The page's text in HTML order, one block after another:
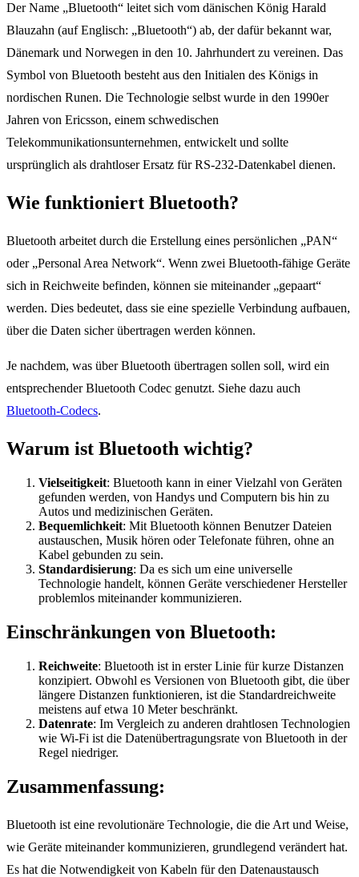
Der Name „Bluetooth“ leitet sich vom dänischen König Harald
Blauzahn (auf Englisch: „Bluetooth“) ab, der dafür bekannt war,
Dänemark und Norwegen in den 10. Jahrhundert zu vereinen. Das
Symbol von Bluetooth besteht aus den Initialen des Königs in
nordischen Runen. Die Technologie selbst wurde in den 1990er
Jahren von Ericsson, einem schwedischen
Telekommunikationsunternehmen, entwickelt und sollte
ursprünglich als drahtloser Ersatz für RS-232-Datenkabel dienen.
Wie funktioniert Bluetooth?
Bluetooth arbeitet durch die Erstellung eines persönlichen „PAN“
oder „Personal Area Network“. Wenn zwei Bluetooth-fähige Geräte
sich in Reichweite befinden, können sie miteinander „gepaart“
werden. Dies bedeutet, dass sie eine spezielle Verbindung aufbauen,
über die Daten sicher übertragen werden können.
Je nachdem, was über Bluetooth übertragen sollen soll, wird ein
entsprechender Bluetooth Codec genutzt. Siehe dazu auch
Bluetooth-Codecs.
Warum ist Bluetooth wichtig?
Vielseitigkeit: Bluetooth kann in einer Vielzahl von Geräten
gefunden werden, von Handys und Computern bis hin zu
Autos und medizinischen Geräten.
Bequemlichkeit: Mit Bluetooth können Benutzer Dateien
austauschen, Musik hören oder Telefonate führen, ohne an
Kabel gebunden zu sein.
Standardisierung: Da es sich um eine universelle
Technologie handelt, können Geräte verschiedener Hersteller
problemlos miteinander kommunizieren.
Einschränkungen von Bluetooth:
Reichweite: Bluetooth ist in erster Linie für kurze Distanzen
konzipiert. Obwohl es Versionen von Bluetooth gibt, die über
längere Distanzen funktionieren, ist die Standardreichweite
meistens auf etwa 10 Meter beschränkt.
Datenrate: Im Vergleich zu anderen drahtlosen Technologien
wie Wi-Fi ist die Datenübertragungsrate von Bluetooth in der
Regel niedriger.
Zusammenfassung:
Bluetooth ist eine revolutionäre Technologie, die die Art und Weise,
wie Geräte miteinander kommunizieren, grundlegend verändert hat.
Es hat die Notwendigkeit von Kabeln für den Datenaustausch